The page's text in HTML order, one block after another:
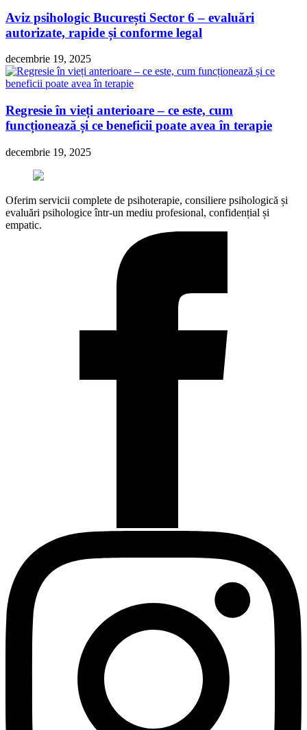
Aviz psihologic București Sector 6 – evaluări
autorizate, rapide și conforme legal
decembrie 19, 2025
Regresie în vieți anterioare – ce este, cum
funcționează și ce beneficii poate avea în terapie
decembrie 19, 2025
Oferim servicii complete de psihoterapie, consiliere psihologică și
evaluări psihologice într-un mediu profesional, confidențial și
empatic.